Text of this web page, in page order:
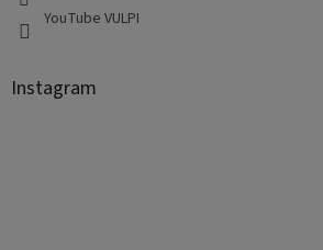
YouTube VULPI
Instagram